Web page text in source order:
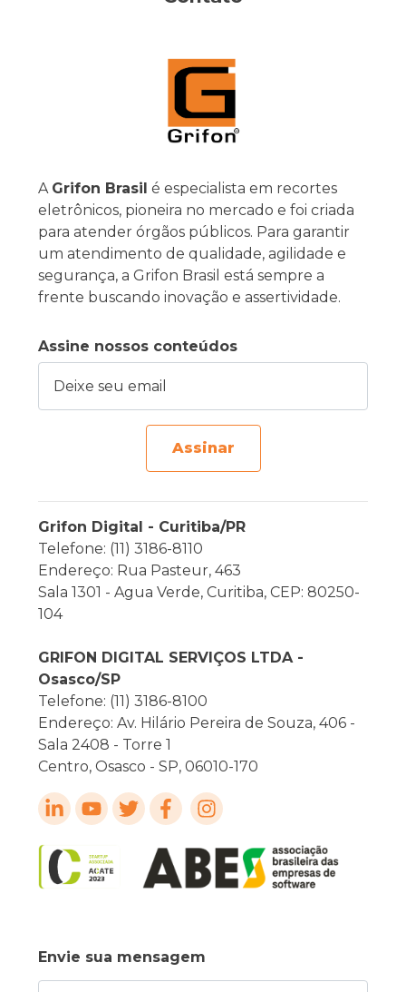
A Grifon Brasil é especialista em recortes
eletrônicos, pioneira no mercado e foi criada
para atender órgãos públicos. Para garantir
um atendimento de qualidade, agilidade e
segurança, a Grifon Brasil está sempre a
frente buscando inovação e assertividade.
Assine nossos conteúdos
Assinar
Grifon Digital - Curitiba/PR
Telefone: (11) 3186-8110
Endereço: Rua Pasteur, 463
Sala 1301 - Agua Verde, Curitiba, CEP: 80250-
104
GRIFON DIGITAL SERVIÇOS LTDA -
Osasco/SP
Telefone: (11) 3186-8100
Endereço: Av. Hilário Pereira de Souza, 406 -
Sala 2408 - Torre 1
Centro, Osasco - SP, 06010-170
Envie sua mensagem